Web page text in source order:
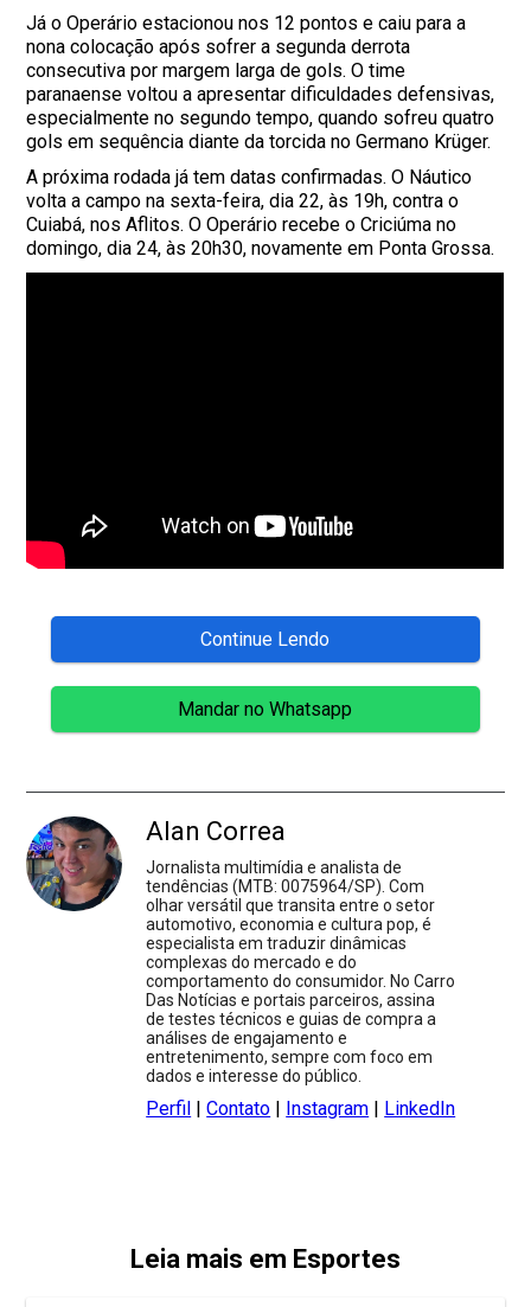
Já o Operário estacionou nos 12 pontos e caiu para a
nona colocação após sofrer a segunda derrota
consecutiva por margem larga de gols. O time
paranaense voltou a apresentar dificuldades defensivas,
especialmente no segundo tempo, quando sofreu quatro
gols em sequência diante da torcida no Germano Krüger.
A próxima rodada já tem datas confirmadas. O Náutico
volta a campo na sexta-feira, dia 22, às 19h, contra o
Cuiabá, nos Aflitos. O Operário recebe o Criciúma no
domingo, dia 24, às 20h30, novamente em Ponta Grossa.
Continue Lendo
Mandar no Whatsapp
Alan Correa
Jornalista multimídia e analista de
tendências (MTB: 0075964/SP). Com
olhar versátil que transita entre o setor
automotivo, economia e cultura pop, é
especialista em traduzir dinâmicas
complexas do mercado e do
comportamento do consumidor. No Carro
Das Notícias e portais parceiros, assina
de testes técnicos e guias de compra a
análises de engajamento e
entretenimento, sempre com foco em
dados e interesse do público.
Perfil |Contato | Instagram | LinkedIn
Leia mais em Esportes